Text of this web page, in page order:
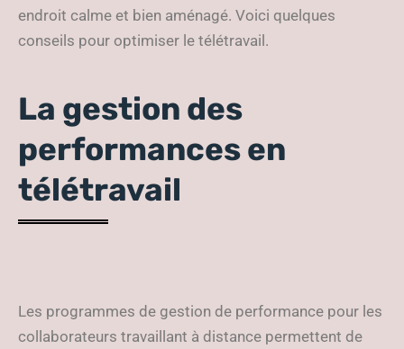
endroit calme et bien aménagé. Voici quelques
conseils pour optimiser le télétravail.
La gestion des
performances en
télétravail
Les programmes de gestion de performance pour les
collaborateurs travaillant à distance permettent de